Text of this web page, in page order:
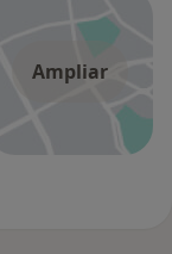
Ampliar